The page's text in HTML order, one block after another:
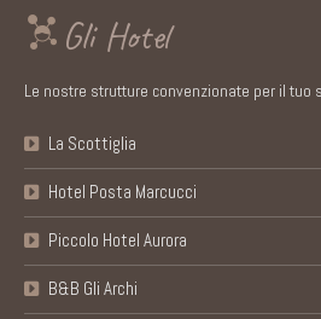
Gli Hotel
Le nostre strutture convenzionate per il tuo
La Scottiglia
Hotel Posta Marcucci
Piccolo Hotel Aurora
B&B Gli Archi